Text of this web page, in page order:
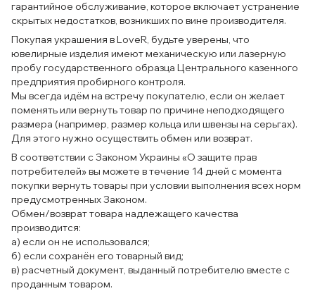
гарантийное обслуживание, которое включает устранение
скрытых недостатков, возникших по вине производителя.
Покупая украшения в LoveR, будьте уверены, что
ювелирные изделия имеют механическую или лазерную
пробу государственного образца Центрального казенного
предприятия пробирного контроля.
Мы всегда идём на встречу покупателю, если он желает
поменять или вернуть товар по причине неподходящего
размера (например, размер кольца или швензы на серьгах).
Для этого нужно осуществить обмен или возврат.
В соответствии с Законом Украины «О защите прав
потребителей» вы можете в течение 14 дней с момента
покупки вернуть товары при условии выполнения всех норм
предусмотренных Законом.
Обмен/возврат товара надлежащего качества
производится:
а) если он не использовался;
б) если сохранён его товарный вид;
в) расчетный документ, выданный потребителю вместе с
проданным товаром.